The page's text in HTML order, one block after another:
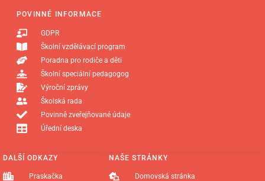
NAŠE STRÁNKY
Domovská stránka
DALŠÍ ODKAZY
Praskačka
POVINNÉ INFORMACE
GDPR
Školní vzdělávací program
Poradna pro rodiče a děti
Školní speciální pedagogog
Výroční zprávy
Školská rada
Povinně zveřejňované údaje
Úřední deska